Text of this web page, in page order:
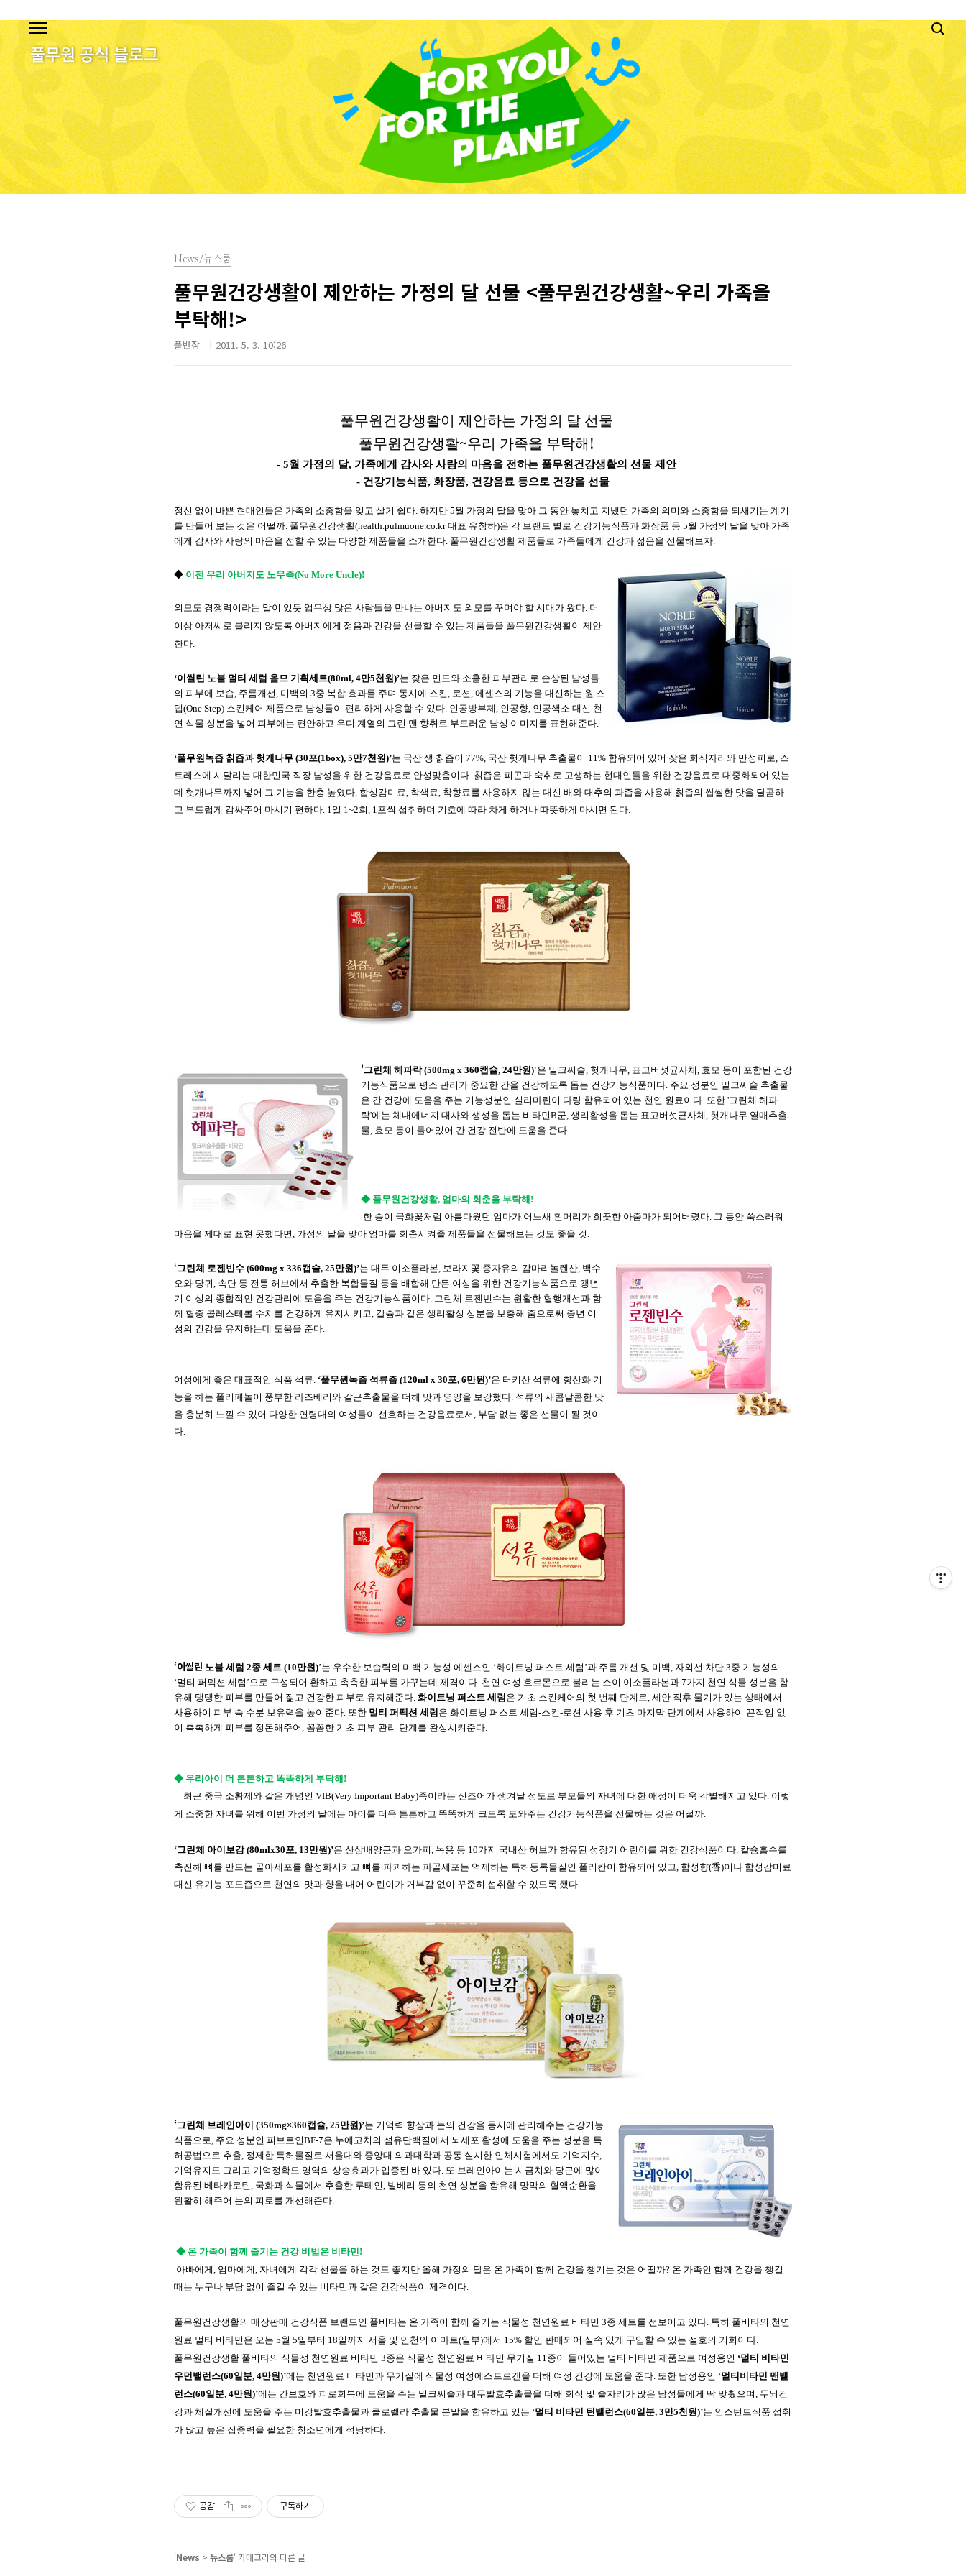
News/뉴스룸
풀무원건강생활이 제안하는 가정의 달 선물 <풀무원건강생활~우리 가족을
부탁해!>
풀반장 2011. 5. 3. 10:26
풀무원건강생활이 제안하는 가정의 달 선물
풀무원건강생활~우리 가족을 부탁해!
- 5월 가정의 달, 가족에게 감사와 사랑의 마음을 전하는 풀무원건강생활의 선물 제안
- 건강기능식품, 화장품, 건강음료 등으로 건강을 선물
정신 없이 바쁜 현대인들은 가족의 소중함을 잊고 살기 쉽다 하지만 5월 가정의 달을 맞아 그 동안 놓치고 지냈던 가족의 의미와 소중함을 되새기는 계기
를 만들어 보는 것은 어떨까 풀무원건강생활(health.pulmuone.co.kr대표 유창하)은 각 브랜드 별로 건강기능식품과 화장품 등 5월 가정의 달을 맞아 가족
에게 감사와 사랑의 마음을 전할 수 있는 다양한 제품들을 소개한다 풀무원건강생활 제품들로 가족들에게 건강과 젊음을 선물해보자
◆ 이젠 우리 아버지도 노무족(No More Uncle)!
외모도 경쟁력이라는 말이 있듯 업무상 많은 사람들을 만나는 아버지도 외모를 꾸며야 할 시대가 왔다 더
이상 아저씨로 불리지 않도록 아버지에게 젊음과 건강을 선물할 수 있는 제품들을 풀무원건강생활이 제안
한다
‘이씰린 노블 멀티 세럼 옴므 기획세트(80ml, 4만5천원 )’는 잦은 면도와 소홀한 피부관리로 손상된 남성들
의 피부에 보습 주름개선 미백의 3중 복합 효과를 주며 동시에 스킨 로션 에센스의 기능을 대신하는 원 스
텝(One Step) 스킨케어 제품으로 남성들이 편리하게 사용할 수 있다 인공방부제 인공향 인공색소 대신 천
연 식물 성분을 넣어 피부에는 편안하고 우디 계열의 그린 맨 향취로 부드러운 남성 이미지를 표현해준다
‘풀무원녹즙 칡즙과 헛개나무 (30포(1box), 5만7천원 )’는 국산 생 칡즙이 77%, 국산 헛개나무 추출물이 11% 함유되어 있어 잦은 회식자리와 만성피로 스
트레스에 시달리는 대한민국 직장 남성을 위한 건강음료로 안성맞춤이다 칡즙은 피곤과 숙취로 고생하는 현대인들을 위한 건강음료로 대중화되어 있는
데 헛개나무까지 넣어 그 기능을 한층 높였다 합성감미료 착색료 착향료를 사용하지 않는 대신 배와 대추의 과즙을 사용해 칡즙의 쌉쌀한 맛을 달콤하
고 부드럽게 감싸주어 마시기 편하다 . 1 일 1~2회 , 1 포씩 섭취하며 기호에 따라 차게 하거나 따뜻하게 마시면 된다
'그린체 헤파락(500mg x 360캡슐, 24만원 )'은 밀크씨슬 헛개나무 표고버섯균사체 효모 등이 포함된 건강
기능식품으로 평소 관리가 중요한 간을 건강하도록 돕는 건강기능식품이다 주요 성분인 밀크씨슬 추출물
은 간 건강에 도움을 주는 기능성분인 실리마린이 다량 함유되어 있는 천연 원료이다 또한 '그린체 헤파
락'에는 체내에너지 대사와 생성을 돕는 비타민B군 생리활성을 돕는 표고버섯균사체 헛개나무 열매추출
물 효모 등이 들어있어 간 건강 전반에 도움을 준다
◆ 풀무원건강생활, 엄마의 회춘을 부탁해 !
한 송이 국화꽃처럼 아름다웠던 엄마가 어느새 흰머리가 희끗한 아줌마가 되어버렸다 그 동안 쑥스러워
마음을 제대로 표현 못했다면 가정의 달을 맞아 엄마를 회춘시켜줄 제품들을 선물해보는 것도 좋을 것
‘그린체 로젠빈수 (600mg x 336캡슐, 25만원 )’는 대두 이소플라본 보라지꽃 종자유의 감마리놀렌산 백수
오와 당귀 속단 등 전통 허브에서 추출한 복합물질 등을 배합해 만든 여성을 위한 건강기능식품으로 갱년
기 여성의 종합적인 건강관리에 도움을 주는 건강기능식품이다 그린체 로젠빈수는 원활한 혈행개선과 함
께 혈중 콜레스테롤 수치를 건강하게 유지시키고 칼슘과 같은 생리활성 성분을 보충해 줌으로써 중년 여
성의 건강을 유지하는데 도움을 준다
여성에게 좋은 대표적인 식품 석류 ‘풀무원녹즙 석류즙 (120ml x 30포, 6만원 )’은 터키산 석류에 항산화 기
능을 하는 폴리페놀이 풍부한 라즈베리와 갈근추출물을 더해 맛과 영양을 보강했다 석류의 새콤달콤한 맛
을 충분히 느낄 수 있어 다양한 연령대의 여성들이 선호하는 건강음료로서 부담 없는 좋은 선물이 될 것이
다
‘이씰린 노블 세럼 2종 세트 (10만원 )’는 우수한 보습력의 미백 기능성 에센스인 ‘화이트닝 퍼스트 세럼’과 주름 개선 및 미백 자외선 차단 3중 기능성의
‘멀티 퍼펙션 세럼’으로 구성되어 환하고 촉촉한 피부를 가꾸는데 제격이다 천연 여성 호르몬으로 불리는 소이 이소플라본과 7가지 천연 식물 성분을 함
유해 탱탱한 피부를 만들어 젊고 건강한 피부로 유지해준다 화이트닝 퍼스트 세럼 은 기초 스킨케어의 첫 번째 단계로 세안 직후 물기가 있는 상태에서
사용하여 피부 속 수분 보유력을 높여준다 또한 멀티 퍼펙션 세럼 은 화이트닝 퍼스트 세럼-스킨-로션 사용 후 기초 마지막 단계에서 사용하여 끈적임 없
이 촉촉하게 피부를 정돈해주어 꼼꼼한 기초 피부 관리 단계를 완성시켜준다
◆ 우리아이 더 튼튼하고 똑똑하게 부탁해 !
최근 중국 소황제와 같은 개념인 VIB(Very Important Baby)족이라는 신조어가 생겨날 정도로 부모들의 자녀에 대한 애정이 더욱 각별해지고 있다 이렇
게 소중한 자녀를 위해 이번 가정의 달에는 아이를 더욱 튼튼하고 똑똑하게 크도록 도와주는 건강기능식품을 선물하는 것은 어떨까
‘그린체 아이보감(80mlx30포, 13만원 )’은 산삼배양근과 오가피 녹용 등 10가지 국내산 허브가 함유된 성장기 어린이를 위한 건강식품이다 칼슘흡수를
촉진해 뼈를 만드는 골아세포를 활성화시키고 뼈를 파괴하는 파골세포는 억제하는 특허등록물질인 폴리칸이 함유되어 있고 합성향(香)이나 합성감미료
대신 유기농 포도즙으로 천연의 맛과 향을 내어 어린이가 거부감 없이 꾸준히 섭취할 수 있도록 했다
‘그린체 브레인아이 (350mg×360캡슐, 25만원 )’는 기억력 향상과 눈의 건강을 동시에 관리해주는 건강기능
식품으로 주요 성분인 피브로인BF-7은 누에고치의 섬유단백질에서 뇌세포 활성에 도움을 주는 성분을 특
허공법으로 추출 정제한 특허물질로 서울대와 중앙대 의과대학과 공동 실시한 인체시험에서도 기억지수
기억유지도 그리고 기억정확도 영역의 상승효과가 입증된 바 있다 또 브레인아이는 시금치와 당근에 많이
함유된 베타카로틴 국화과 식물에서 추출한 루테인 빌베리 등의 천연 성분을 함유해 망막의 혈액순환을
원활히 해주어 눈의 피로를 개선해준다
◆ 온 가족이 함께 즐기는 건강 비법은 비타민 !
아빠에게 엄마에게 자녀에게 각각 선물을 하는 것도 좋지만 올해 가정의 달은 온 가족이 함께 건강을 챙기는 것은 어떨까? 온 가족인 함께 건강을 챙길
때는 누구나 부담 없이 즐길 수 있는 비타민과 같은 건강식품이 제격이다
풀무원건강생활의 매장판매 건강식품 브랜드인 풀비타는 온 가족이 함께 즐기는 식물성 천연원료 비타민 3종 세트를 선보이고 있다 특히 풀비타의 천연
원료 멀티 비타민은 오는 5월 5일부터 18일까지 서울 및 인천의 이마트(일부)에서 15% 할인 판매되어 실속 있게 구입할 수 있는 절호의 기회이다
풀무원건강생활 풀비타의 식물성 천연원료 비타민 3종은 식물성 천연원료 비타민 무기질 11 종이 들어있는 멀티 비타민 제품으로 여성용인 ‘멀티 비타민
우먼밸런스(60일분, 4만원 )’에는 천연원료 비타민과 무기질에 식물성 여성에스트로겐을 더해 여성 건강에 도움을 준다 또한 남성용인 ‘멀티비타민 맨밸
런스(60일분, 4만원 )’에는 간보호와 피로회복에 도움을 주는 밀크씨슬과 대두발효추출물을 더해 회식 및 술자리가 많은 남성들에게 딱 맞췄으며 두뇌건
강과 체질개선에 도움을 주는 미강발효추출물과 클로렐라 추출물 분말을 함유하고 있는 ‘멀티 비타민 틴밸런스(60일분, 3만5천원 )’는 인스턴트식품 섭취
가 많고 높은 집중력을 필요한 청소년에게 적당하다
공감 구독하기
'News > 뉴스룸' 카테고리의 다른 글